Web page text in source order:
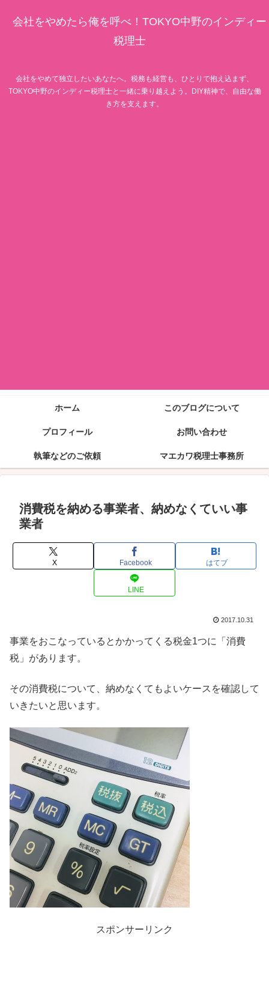
会社をやめたら俺を呼べ！TOKYO中野のインディー
税理士
会社をやめて独立したいあなたへ。税務も経営も、ひとりで抱え込まず、
TOKYO中野のインディー税理士と一緒に乗り越えよう。DIY精神で、自由な働
き方を支えます。
ホーム このブログについて
プロフィール お問い合わせ
執筆などのご依頼 マエカワ税理士事務所
消費税を納める事業者、納めなくていい事
業者
X Facebook はてブ
LINE
2017.10.31
事業をおこなっているとかかってくる税金1つに「消費
税」があります。
その消費税について、納めなくてもよいケースを確認して
いきたいと思います。
スポンサーリンク